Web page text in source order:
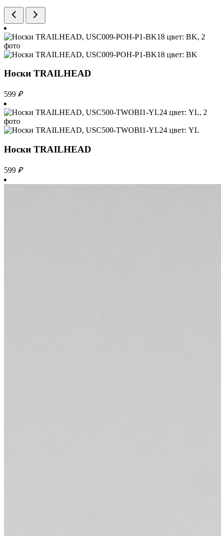
Носки TRAILHEAD
599 ₽
Носки TRAILHEAD
599 ₽